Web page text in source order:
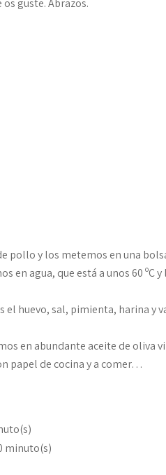
os guste. Abrazos.
pollo y los metemos en una
en agua, que está a unos 60 ºC
el huevo, sal, pimienta, harina y
en abundante aceite de oliva
papel de cocina y a comer…
minuto(s)